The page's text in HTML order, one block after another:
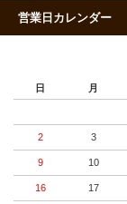
営業日カレンダー
日 月
2 3
9 10
16 17